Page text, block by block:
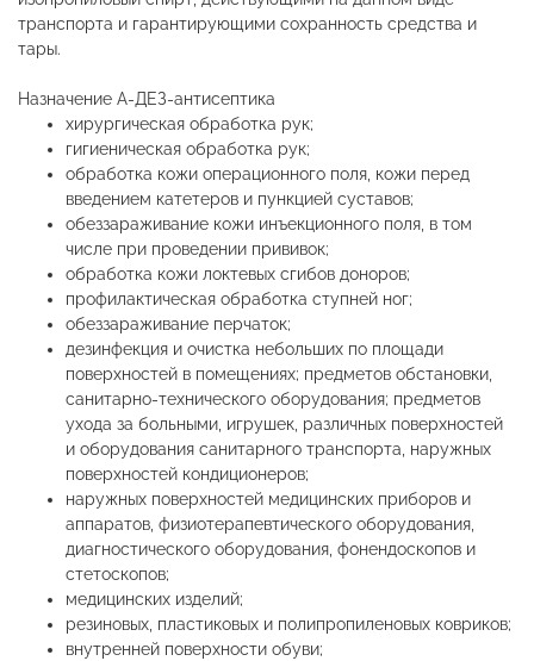
транспорта и гарантирующими сохранность средства и
тары.
Назначение А-ДЕЗ-антисептика
хирургическая обработка рук;
гигиеническая обработка рук;
обработка кожи операционного поля, кожи перед
введением катетеров и пункцией суставов;
обеззараживание кожи инъекционного поля, в том
числе при проведении прививок;
обработка кожи локтевых сгибов доноров;
профилактическая обработка ступней ног;
обеззараживание перчаток;
дезинфекция и очистка небольших по площади
поверхностей в помещениях; предметов обстановки,
санитарно-технического оборудования; предметов
ухода за больными, игрушек, различных поверхностей
и оборудования санитарного транспорта, наружных
поверхностей кондиционеров;
наружных поверхностей медицинских приборов и
аппаратов, физиотерапевтического оборудования,
диагностического оборудования, фонендоскопов и
стетоскопов;
медицинских изделий;
резиновых, пластиковых и полипропиленовых ковриков;
внутренней поверхности обуви;